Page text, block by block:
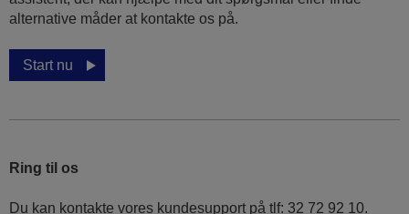
alternative måder at kontakte os på.
Start nu
Ring til os
Du kan kontakte vores kundesupport på tlf: 32 72 92 10.